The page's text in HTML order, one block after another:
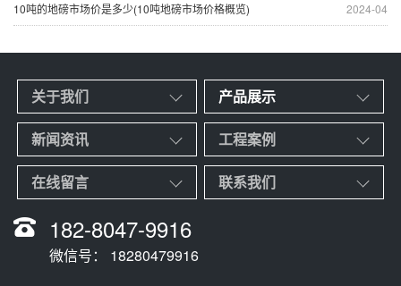
2024-04
10吨的地磅市场价是多少(10吨地磅市场价格概览)
关于我们 产品展示
新闻资讯 工程案例
在线留言 联系我们
182-8047-9916
微信号： 18280479916